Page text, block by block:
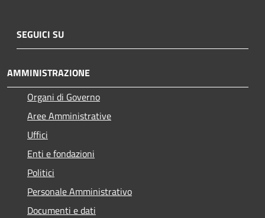
SEGUICI SU
AMMINISTRAZIONE
Organi di Governo
Aree Amministrative
Uffici
Enti e fondazioni
Politici
Personale Amministrativo
Documenti e dati